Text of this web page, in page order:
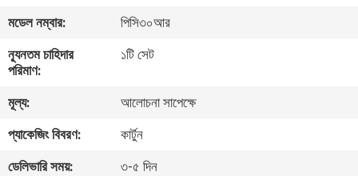
কারখানা
ভ্রমণ
মান
নিয়ন্ত্রণ
মডেল নম্বার:
পিসি৩০আর
ন্যূনতম চাহিদার
পরিমাণ:
১টি সেট
মূল্য:
আলোচনা সাপেক্ষে
প্যাকেজিং বিবরণ:
কার্টুন
ডেলিভারি সময়:
৩-৫ দিন